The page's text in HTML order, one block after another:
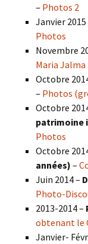
– Photos 2
Janvier 2015
Photos
Novembre
Maria Jalma
Octobre
– Photos
Octobre
patrimoine
Photos
Octobre
années) –
Juin 2014 –
Photo-
2013-2014 –
obtenant le
Janvier-